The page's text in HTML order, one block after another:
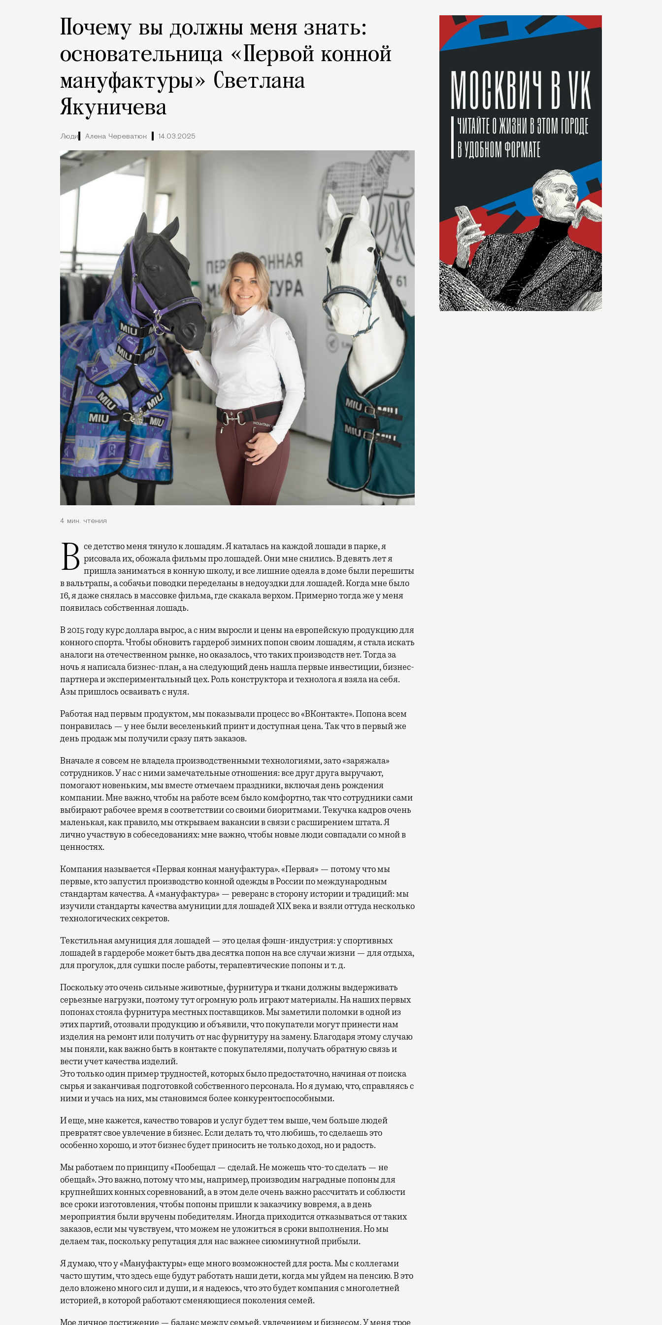
Почему вы должны меня знать:
основательница «Первой конной
мануфактуры» Светлана
Якуничева
Люди Алена Череватюк 14.03.2025
4 мин. чтения
Все детство меня тянуло к лошадям. Я каталась на каждой лошади в парке, я рисовала их, обожала фильмы про лошадей. Они мне снились. В девять лет я
пришла заниматься в конную школу, и все лишние одеяла в доме были перешиты
в вальтрапы, а собачьи поводки переделаны в недоуздки для лошадей. Когда мне было
16, я даже снялась в массовке фильма, где скакала верхом. Примерно тогда же у меня
появилась собственная лошадь.
В 2015 году курс доллара вырос, а с ним выросли и цены на европейскую продукцию для
конного спорта. Чтобы обновить гардероб зимних попон своим лошадям, я стала искать
аналоги на отечественном рынке, но оказалось, что таких производств нет. Тогда за
ночь я написала бизнес-план, а на следующий день нашла первые инвестиции, бизнес-
партнера и экспериментальный цех. Роль конструктора и технолога я взяла на себя.
Азы пришлось осваивать с нуля.
Работая над первым продуктом, мы показывали процесс во «ВКонтакте». Попона всем
понравилась — у нее были веселенький принт и доступная цена. Так что в первый же
день продаж мы получили сразу пять заказов.
Вначале я совсем не владела производственными технологиями, зато «заряжала»
сотрудников. У нас с ними замечательные отношения: все друг друга выручают,
помогают новеньким, мы вместе отмечаем праздники, включая день рождения
компании. Мне важно, чтобы на работе всем было комфортно, так что сотрудники сами
выбирают рабочее время в соответствии со своими биоритмами. Текучка кадров очень
маленькая, как правило, мы открываем вакансии в связи с расширением штата. Я
лично участвую в собеседованиях: мне важно, чтобы новые люди совпадали со мной в
ценностях.
Компания называется «Первая конная мануфактура». «Первая» — потому что мы
первые, кто запустил производство конной одежды в России по международным
стандартам качества. А «мануфактура» — реверанс в сторону истории и традиций: мы
изучили стандарты качества амуниции для лошадей XIX века и взяли оттуда несколько
технологических секретов.
Текстильная амуниция для лошадей — это целая фэшн-индустрия: у спортивных
лошадей в гардеробе может быть два десятка попон на все случаи жизни — для отдыха,
для прогулок, для сушки после работы, терапевтические попоны и т. д.
Поскольку это очень сильные животные, фурнитура и ткани должны выдерживать
серьезные нагрузки, поэтому тут огромную роль играют материалы. На наших первых
попонах стояла фурнитура местных поставщиков. Мы заметили поломки в одной из
этих партий, отозвали продукцию и объявили, что покупатели могут принести нам
изделия на ремонт или получить от нас фурнитуру на замену. Благодаря этому случаю
мы поняли, как важно быть в контакте с покупателями, получать обратную связь и
вести учет качества изделий.
Это только один пример трудностей, которых было предостаточно, начиная от поиска
сырья и заканчивая подготовкой собственного персонала. Но я думаю, что, справляясь с
ними и учась на них, мы становимся более конкурентоспособными.
И еще, мне кажется, качество товаров и услуг будет тем выше, чем больше людей
превратят свое увлечение в бизнес. Если делать то, что любишь, то сделаешь это
особенно хорошо, и этот бизнес будет приносить не только доход, но и радость.
Мы работаем по принципу «Пообещал — сделай. Не можешь что-то сделать — не
обещай». Это важно, потому что мы, например, производим наградные попоны для
крупнейших конных соревнований, а в этом деле очень важно рассчитать и соблюсти
все сроки изготовления, чтобы попоны пришли к заказчику вовремя, а в день
мероприятия были вручены победителям. Иногда приходится отказываться от таких
заказов, если мы чувствуем, что можем не уложиться в сроки выполнения. Но мы
делаем так, поскольку репутация для нас важнее сиюминутной прибыли.
Я думаю, что у «Мануфактуры» еще много возможностей для роста. Мы с коллегами
часто шутим, что здесь еще будут работать наши дети, когда мы уйдем на пенсию. В это
дело вложено много сил и души, и я надеюсь, что это будет компания с многолетней
историей, в которой работают сменяющиеся поколения семей.
Мое личное достижение — баланс между семьей, увлечением и бизнесом. У меня трое